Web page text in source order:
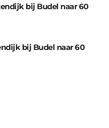
bij Budel naar 60
bij Budel naar 60